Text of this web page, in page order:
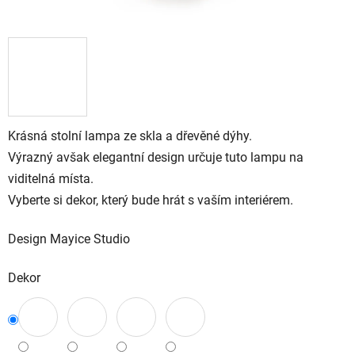
Krásná stolní lampa ze skla a dřevěné dýhy.
Výrazný avšak elegantní design určuje tuto lampu na
viditelná místa.
Vyberte si dekor, který bude hrát s vaším interiérem.
Design Mayice Studio
Dekor